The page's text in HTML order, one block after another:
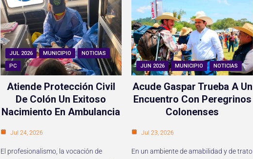
JUL 2026 MUNICIPIO
NOTICIAS
PC
Atiende Protección Civil
De Colón Un Exitoso
Nacimiento En Ambulancia
Jul 24, 2026
El profesionalismo, la vocación de
JUN 2026 MUNICIPIO NOTICIAS
Acude Gaspar Trueba A Un
Encuentro Con Peregrinos
Colonenses
Jul 23, 2026
En un ambiente de amabilidad y de trato